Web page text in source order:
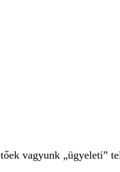
vagyunk „ügyeleti”